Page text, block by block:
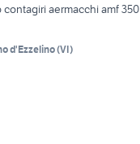
contagiri aermacchi amf 350
d'Ezzelino(VI)